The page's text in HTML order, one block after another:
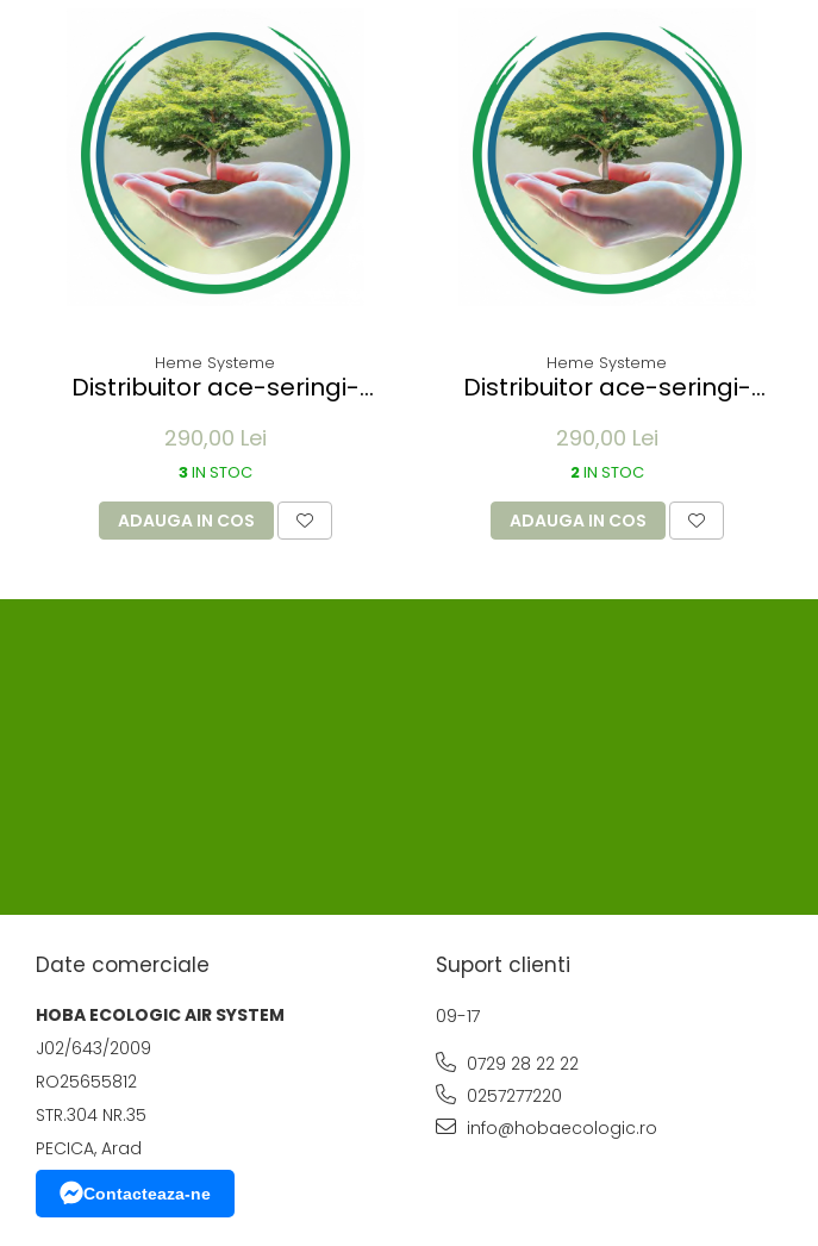
Heme Systeme
Distribuitor ace-seringi-
sertare 60x14.2x16.8 mm
290,00 Lei
3IN STOC
ADAUGA IN COS
Heme Systeme
Distribuitor ace-seringi-
sertare 60x9.1x11.2mm
290,00 Lei
2IN STOC
ADAUGA IN COS
Date comerciale
HOBA ECOLOGIC AIR SYSTEM
J02/643/2009
RO25655812
STR.304 NR.35
PECICA, Arad
Contacteaza-ne
Suport clienti
09-17
0729 28 22 22
0257277220
info@hobaecologic.ro